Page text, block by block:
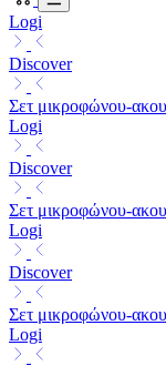
Logi
Discover
Σετ μικροφώνου-
Logi
Discover
Σετ μικροφώνου-
Logi
Discover
Σετ μικροφώνου-
Logi